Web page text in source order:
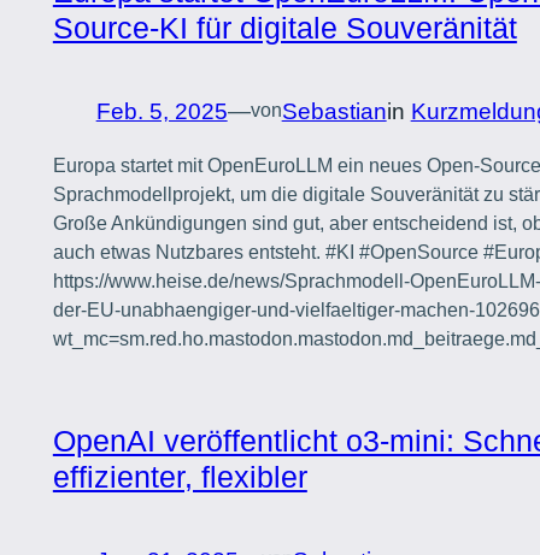
Source-KI für digitale Souveränität
Feb. 5, 2025—vonSebastianin
Europa startet mit OpenEuroLLM ein neues Open-
Sprachmodellprojekt, um die digitale Souveränität zu
Große Ankündigungen sind gut, aber entscheidend ist,
auch etwas Nutzbares entsteht. #KI #OpenSource
https://www.heise.de/news/Sprachmodell-
der-EU-unabhaengiger-und-vielfaeltiger-machen-
OpenAI veröffentlicht o3-mini:
effizienter, flexibler